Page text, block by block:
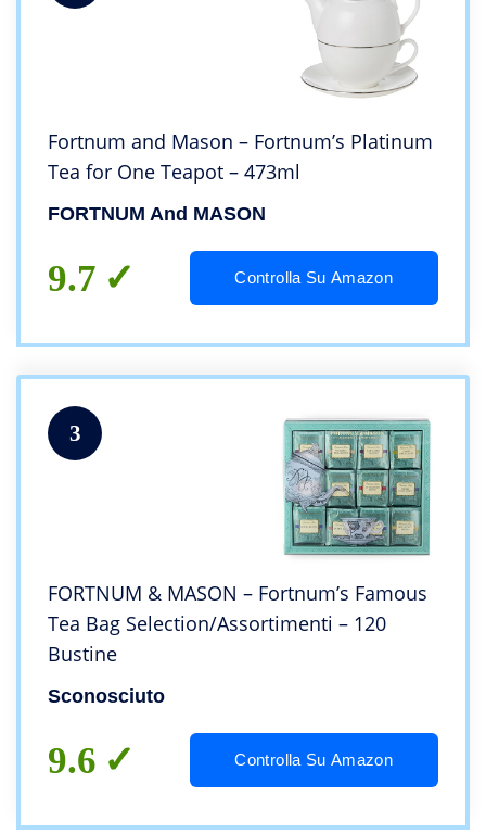
Fortnum and Mason – Fortnum’s Platinum
Tea for One Teapot – 473ml
FORTNUM And MASON
9.7 Controlla Su Amazon
3
FORTNUM & MASON – Fortnum’s Famous
Tea Bag Selection/Assortimenti – 120
Bustine
Sconosciuto
9.6 Controlla Su Amazon